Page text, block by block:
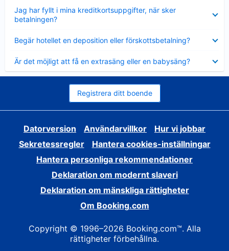
Jag har fyllt i mina kreditkortsuppgifter, när sker
betalningen?
mindre
Begär hotellet en deposition eller förskottsbetalning?
mindre
Är det möjligt att få en extrasäng eller en babysäng?
mindre
Registrera ditt boende
Datorversion Användarvillkor
Hur vi jobbar
Sekretessregler
Hantera cookies-inställningar
Hantera personliga rekommendationer
Deklaration om modernt slaveri
Deklaration om mänskliga rättigheter
Om Booking.com
Copyright © 1996–2026 Booking.com™. Alla
rättigheter förbehållna.